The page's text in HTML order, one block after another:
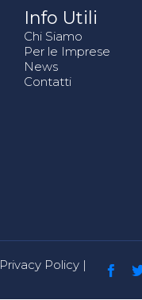
Info Utili
Chi Siamo
Per le Imprese
News
Contatti
Privacy Policy |